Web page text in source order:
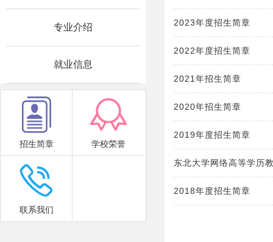
专业介绍
就业信息
招生简章 学校荣誉
联系我们
2023年度招生简章
2022年度招生简章
2021年招生简章
2020年招生简章
2019年度招生简章
东北大学网络高等学历
2018年度招生简章